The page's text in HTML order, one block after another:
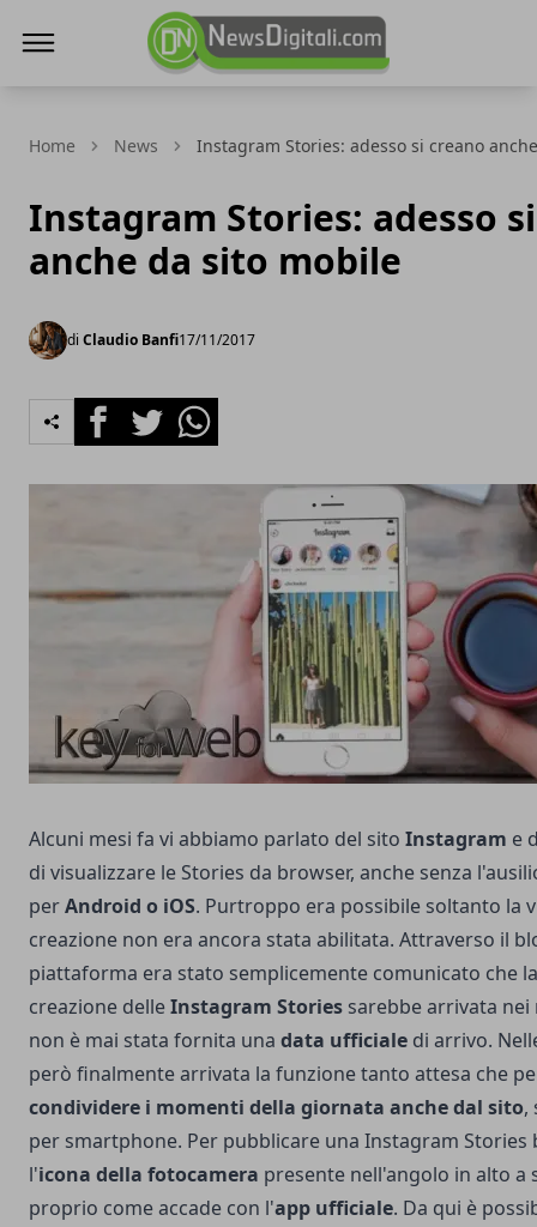
Home News Instagram Stories: adesso si creano
Instagram Stories: adesso
anche da sito mobile
di Claudio Banfi17/11/2017
FacebookTwitterWhatsapp
Alcuni mesi fa vi abbiamo parlato del sito Instagram e
di visualizzare le Stories da browser, anche senza
perAndroid o iOS. Purtroppo era possibile soltanto la
creazione non era ancora stata abilitata. Attraverso il
piattaforma era stato semplicemente comunicato che
creazione delleInstagram Stories sarebbe arrivata nei
non è mai stata fornita una data ufficiale di arrivo.
però finalmente arrivata la funzione tanto attesa che
condividere i momenti della giornata anche dal sito,
per smartphone. Per pubblicare una Instagram Stories
l'icona della fotocamera presente nell'angolo in alto a
proprio come accade con l'app ufficiale. Da qui è